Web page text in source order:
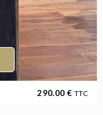
290.00 € TTC